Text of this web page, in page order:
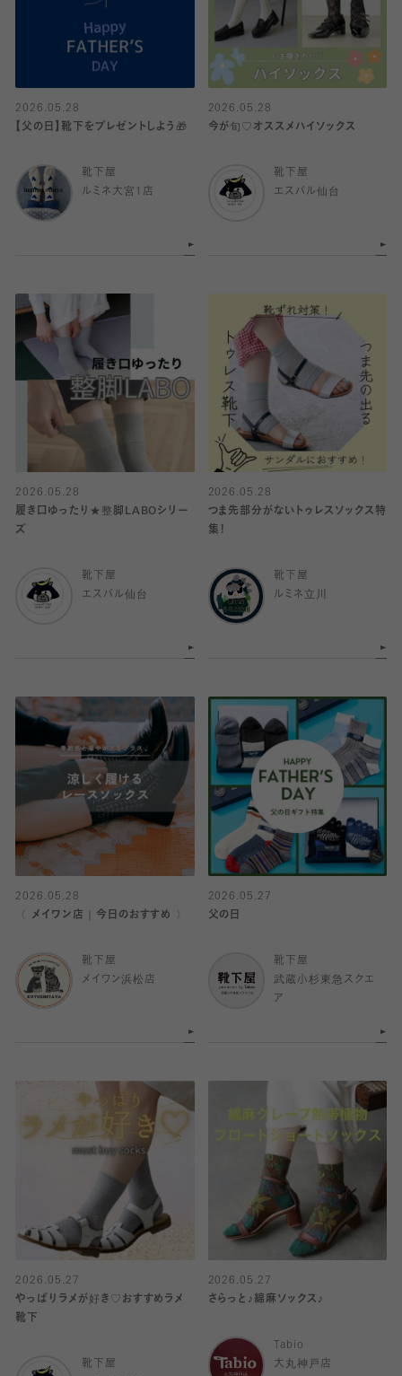
2026.05.28
【父の日】靴下をプレゼントしよう🎁
靴下屋
ルミネ大宮1店
2026.05.28
今が旬♡オススメハイソックス
靴下屋
エスパル仙台
2026.05.28
履き口ゆったり★整脚LABOシリー
ズ
靴下屋
エスパル仙台
2026.05.28
つま先部分がないトゥレスソックス特
集！
靴下屋
ルミネ立川
2026.05.28
〈 メイワン店｜今日のおすすめ 〉
靴下屋
メイワン浜松店
2026.05.27
父の日
靴下屋
武蔵小杉東急スクエ
ア
2026.05.27
やっぱりラメが好き♡おすすめラメ
靴下
靴下屋
2026.05.27
さらっと♪綿麻ソックス♪
Tabio
大丸神戸店